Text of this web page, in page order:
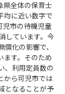
県全体の保育士
均に近い数字で
児市の待機児童
しています。今
化の影響で、
ます。そのため
、利用定員数の
から可児市では
となることが予